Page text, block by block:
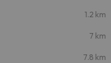
1.2 km
7 km
7.8 km